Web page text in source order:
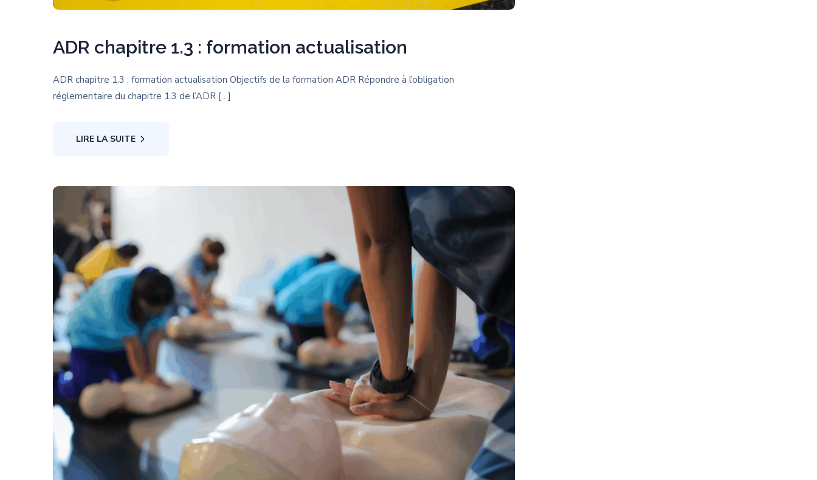
ADR chapitre 1.3 : formation actualisation
ADR chapitre 1.3 : formation actualisation Objectifs de la formation ADR Répondre à l’obligation
réglementaire du chapitre 1.3 de l’ADR […]
LIRE LA SUITE